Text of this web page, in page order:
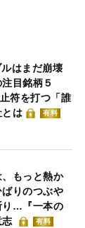
はまだ崩壊
目銘柄５
符を打つ「誰
とは
有料
、もっと熱か
りのつぶや
り…『一本の
志
有料